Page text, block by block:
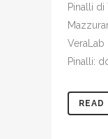
Pinalli
VeraLab
Pinalli:
READ